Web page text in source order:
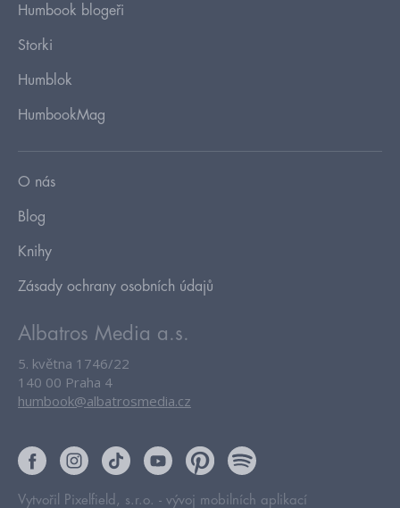
Humbook blogeři
Storki
Humblok
HumbookMag
O nás
Blog
Knihy
Zásady ochrany osobních údajů
Albatros Media a.s.
5. května 1746/22
140 00 Praha 4
humbook@albatrosmedia.cz
Vytvořil Pixelfield, s.r.o. - vývoj mobilních aplikací